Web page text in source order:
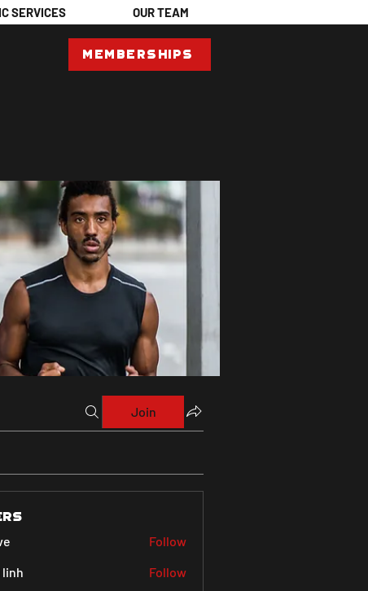
SERVICES
Memberships
OUR TEAM
Join
Follow
linh
Follow